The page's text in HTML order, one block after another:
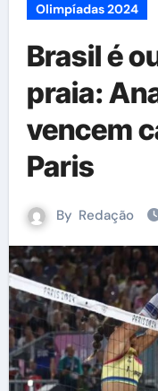
Olimpíadas 2024
Brasil é
praia:
vencem
Paris
By Redação